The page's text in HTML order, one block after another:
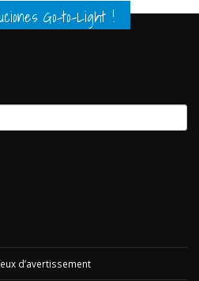
Go-to-Light !
d’avertissement